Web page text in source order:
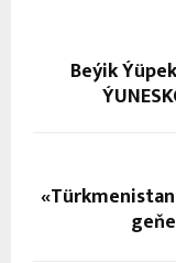
Beýik